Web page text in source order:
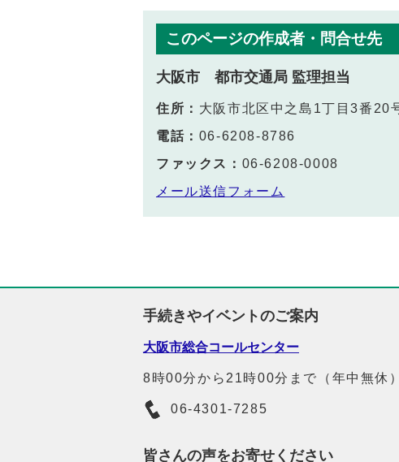
このページの作成者・問合せ先
大阪市 都市交通局 監理担当
住所： 大阪市北区中之島1丁目3番20
電話： 06-6208-8786
ファックス： 06-6208-0008
メール送信フォーム
手続きやイベントのご案内
大阪市総合コールセンター
8時00分から21時00分まで（年中無休）
06-4301-7285
皆さんの声をお寄せください